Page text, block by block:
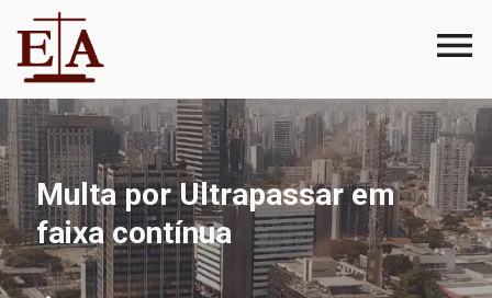
Multa por Ultrapassar em
faixa contínua